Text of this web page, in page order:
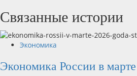
Связанные истории
Экономика
Экономика России в